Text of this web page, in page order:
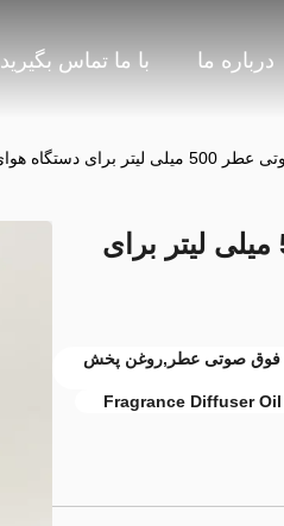
درباره ما با ما تماس بگیرید
هوای عطر
روغن فرسایش دهنده فوق صوتی عطر 500 میلی لیتر برای
پخش کننده فوق صوتی عطر,روغن پخش
Fragrance Diffuser Oil